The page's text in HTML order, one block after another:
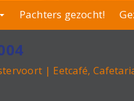
Pachters gezocht!
| Eetcafé,